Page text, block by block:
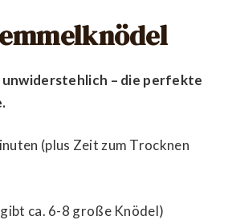
– die perfekte
(plus Zeit zum Trocknen
ca. 6-8 große Knödel)